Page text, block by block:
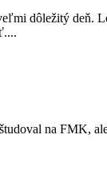
dôležitý deň.
na FMK,